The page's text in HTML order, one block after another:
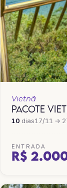
Vietnã
PACOTE
10 dias17/11 →
ENTRADA
R$